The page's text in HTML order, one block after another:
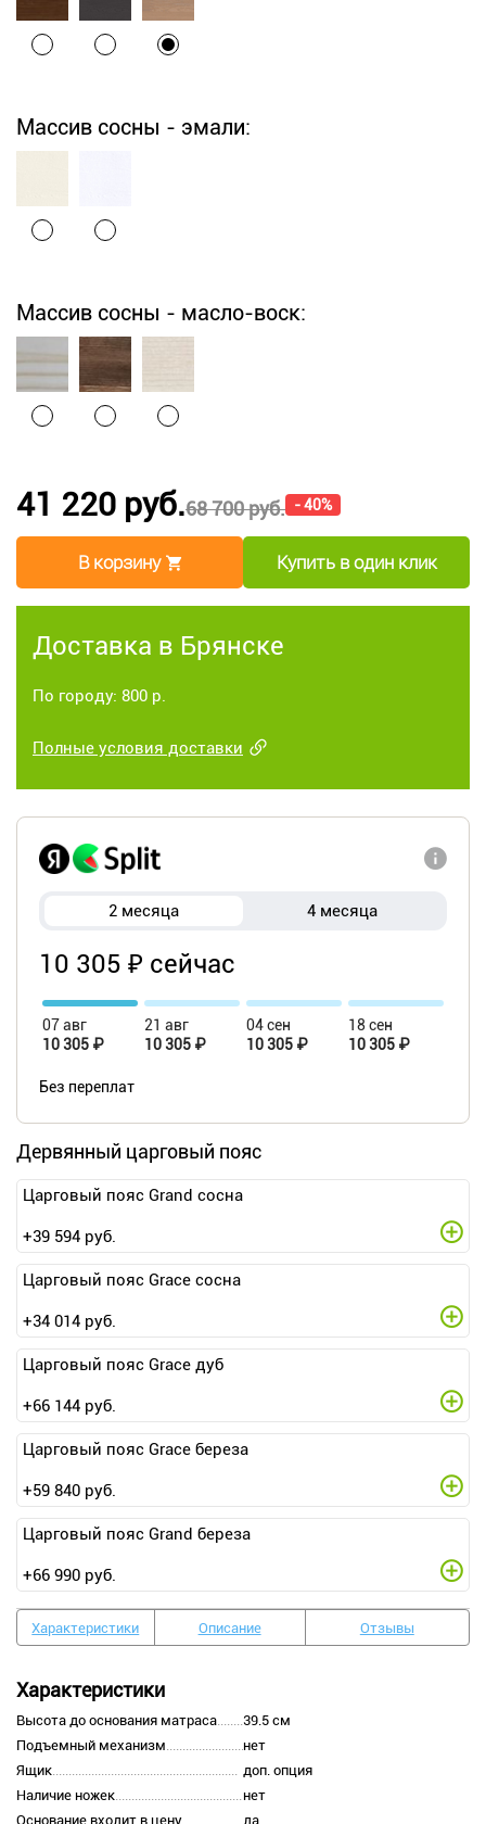
Массив сосны - эмали:
Массив сосны - масло-воск:
68 700 руб. - 40%
41 220 руб.
В корзину Купить в один клик
Доставка в Брянске
По городу: 800 р.
Полные условия доставки
2 месяца 4 месяца
10 305 ₽ сейчас
07 авг
10 305 ₽
21 авг
10 305 ₽
04 сен
10 305 ₽
18 сен
10 305 ₽
Без переплат
Дервянный царговый пояс
Царговый пояс Grand сосна
+39 594 руб.
Царговый пояс Grace сосна
+34 014 руб.
Царговый пояс Grace дуб
+66 144 руб.
Царговый пояс Grace береза
+59 840 руб.
Царговый пояс Grand береза
+66 990 руб.
Характеристики Описание Отзывы
Характеристики
Высота до основания матраса
39.5 см
Подъемный механизм
нет
Ящик
доп. опция
Наличие ножек
нет
Основание входит в цену
да